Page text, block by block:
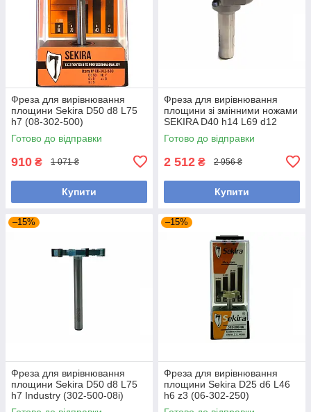
Фреза для вирівнювання
площини Sekira D50 d8 L75
h7 (08-302-500)
Готово до відправки
910 ₴ 1 071 ₴
Купити
Фреза для вирівнювання
площини зі змінними ножами
SEKIRA D40 h14 L69 d12
Industry (554-400-12i)
Готово до відправки
2 512 ₴ 2 956 ₴
Купити
–15%
Фреза для вирівнювання
площини Sekira D50 d8 L75
h7 Industry (302-500-08i)
–15%
Фреза для вирівнювання
площини Sekira D25 d6 L46
h6 z3 (06-302-250)